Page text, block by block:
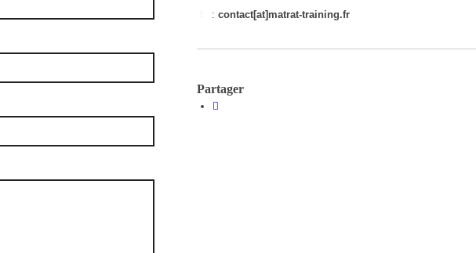
: contact[at]matrat-training.fr
Partager